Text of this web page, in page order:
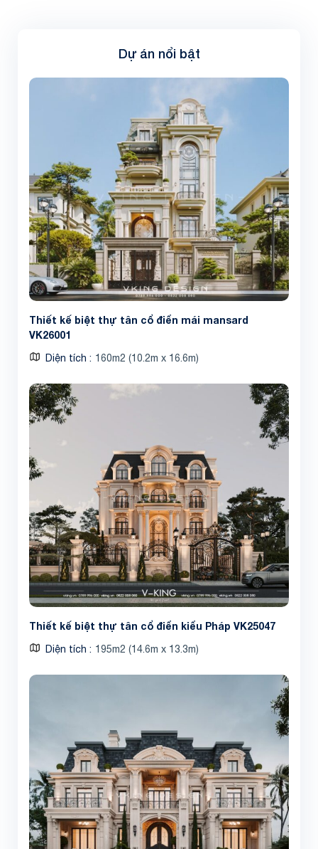
Dự án nổi bật
Thiết kế biệt thự tân cổ điển mái mansard
VK26001
Diện tích 160m2 (10.2m x 16.6m)
Thiết kế biệt thự tân cổ điển kiểu Pháp VK25047
Diện tích 195m2 (14.6m x 13.3m)